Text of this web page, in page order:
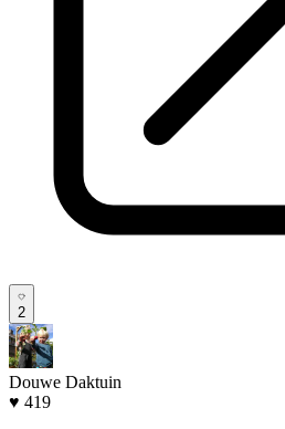
2
Douwe Daktuin
♥ 419